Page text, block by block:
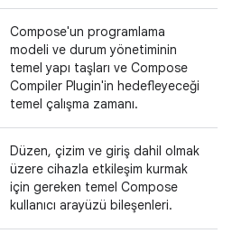
Compose'un programlama
modeli ve durum yönetiminin
temel yapı taşları ve Compose
Compiler Plugin'in hedefleyeceği
temel çalışma zamanı.
Düzen, çizim ve giriş dahil olmak
üzere cihazla etkileşim kurmak
için gereken temel Compose
kullanıcı arayüzü bileşenleri.